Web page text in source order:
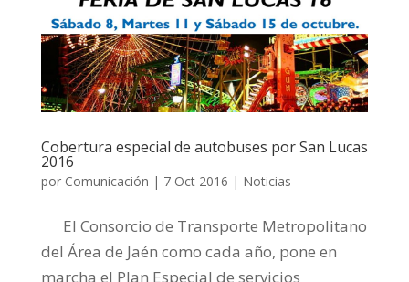
Cobertura especial de autobuses por San Lucas
2016
por Comunicación | 7 Oct 2016 | Noticias
El Consorcio de Transporte Metropolitano
del Área de Jaén como cada año, pone en
marcha el Plan Especial de servicios